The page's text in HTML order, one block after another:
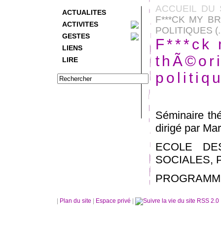
ACTUALITES
ACTIVITES
GESTES
LIENS
LIRE
ACCUEIL DU
F***CK MY
POLITIQUES
F***ck
Séminaire
dirigé par
ECOLE
SOCIALES,
Plan du site Espace privé RSS 2.0